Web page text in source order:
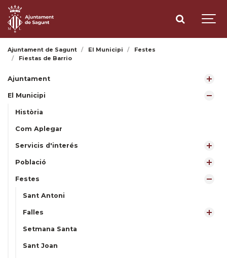
Ajuntament de Sagunt El Municipi
Festes
Fiestas de Barrio
Ajuntament
El Municipi
Història
Com Aplegar
Servicis d'interés
Població
Festes
Sant Antoni
Falles
Setmana Santa
Sant Joan